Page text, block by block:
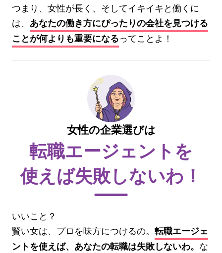
つまり、女性が長く、そしてイキイキと働くに
は、 あなたの働き方にぴったりの会社を見つける
ことが何よりも重要になるってことよ！
女性の企業選びは
転職エージェントを
使えば失敗しないわ！
いいこと？
賢い女は、プロを味方につけるの。 転職エージェ
ントを使えば、あなたの転職は失敗しないわ。 な